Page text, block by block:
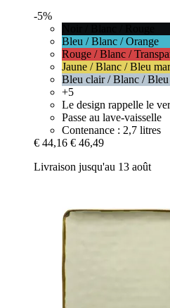
-5%
Bleu / Blanc / Orange
Rouge / Blanc /
Jaune / Blanc / Bleu
Bleu clair / Blanc / Bleu
+5
Le design rappelle le
Passe au lave-vaisselle
Contenance : 2,7 litres
€ 44,16 € 46,49
Livraison jusqu'au 13 août